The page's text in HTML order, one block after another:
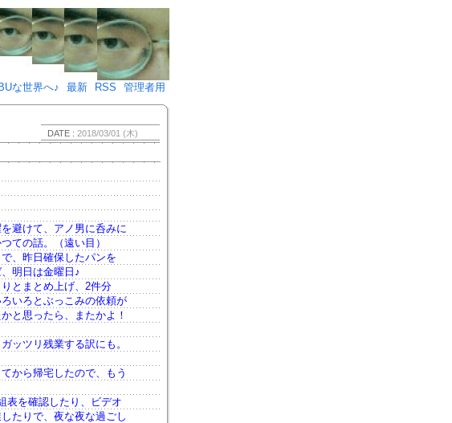
言･･･♪)÷2
な世界へ♪
最新 RSS 管理者用
DATE : 2018/03/01 (木)
避けて、アノ男に呑みに
ての話。（遠い目）
、昨日確保したパンを
明日は金曜日♪
とまとめ上げ、2件分
いろとぶっこみの依頼が
と思ったら、またかよ！
ッツリ残業する訳にも。
から帰宅したので、もう
表を確認したり、ビデオ
たりで、夜な夜な過ごし